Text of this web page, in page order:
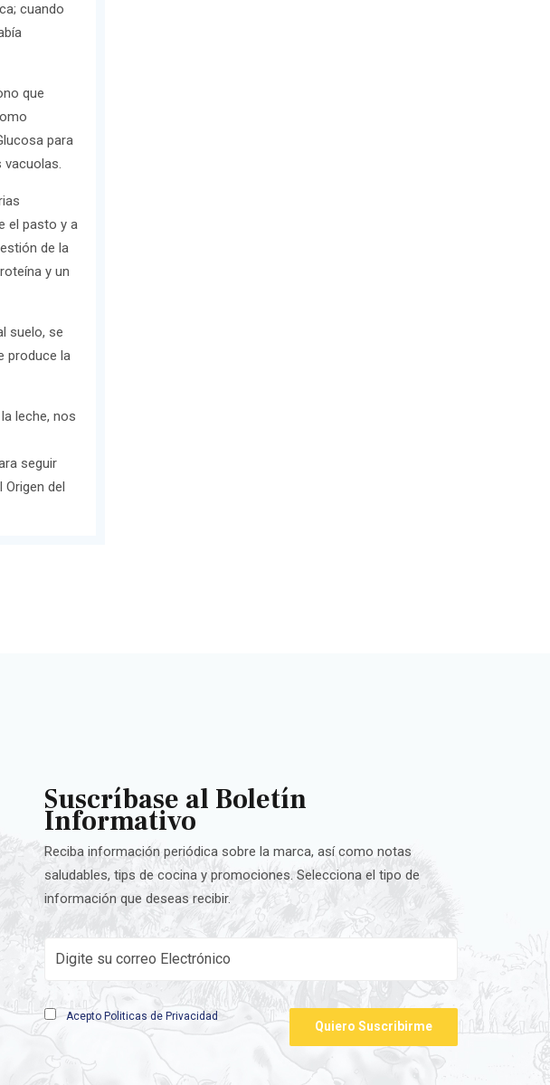
cuando
que
para
vacuolas.
el pasto y a
de la
y un
suelo, se
produce la
leche, nos
seguir
del
Suscríbase al Boletín
Informativo
Reciba información periódica sobre la marca, así como notas
saludables, tips de cocina y promociones. Selecciona el tipo de
información que deseas recibir.
Acepto Politicas de Privacidad